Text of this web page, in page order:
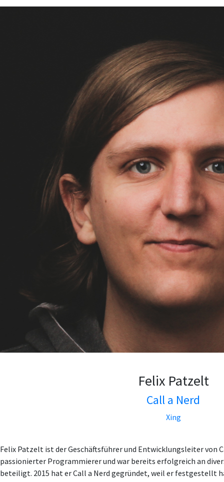
Felix Patzelt
Call a Nerd
Xing
Felix Patzelt ist der Geschäftsführer und Entwicklungsleiter von
passionierter Programmierer und war bereits erfolgreich an
beteiligt. 2015 hat er Call a Nerd gegründet, weil er festgestellt